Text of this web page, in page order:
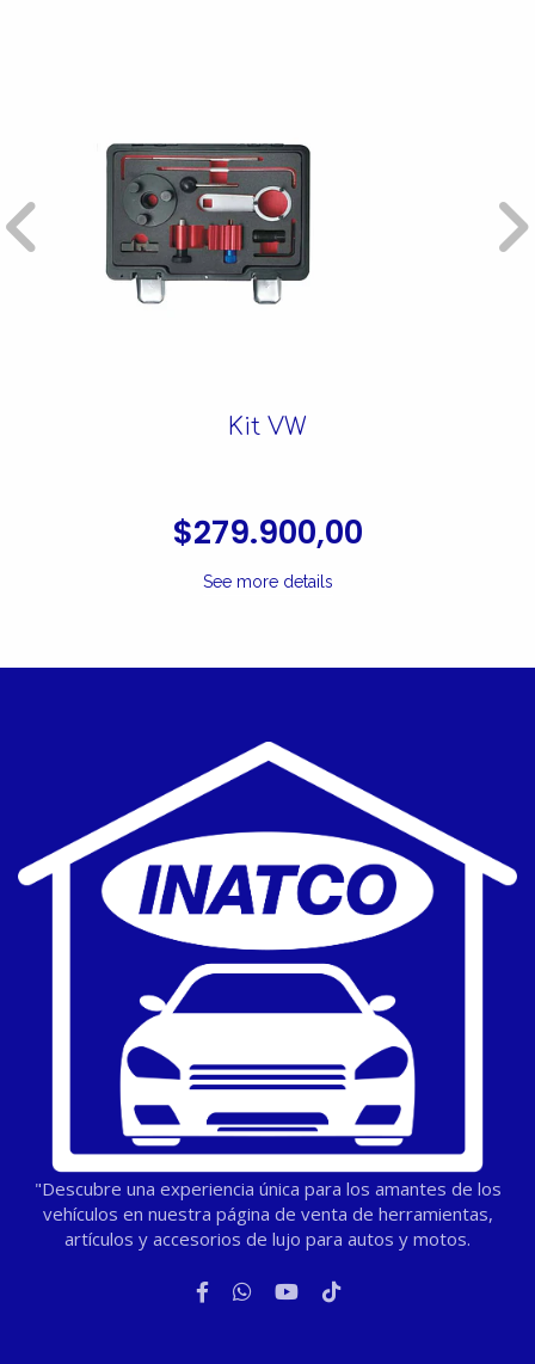
Kit VW
$279.900,00
See more details
"Descubre una experiencia única para los amantes de los
vehículos en nuestra página de venta de herramientas,
artículos y accesorios de lujo para autos y motos.